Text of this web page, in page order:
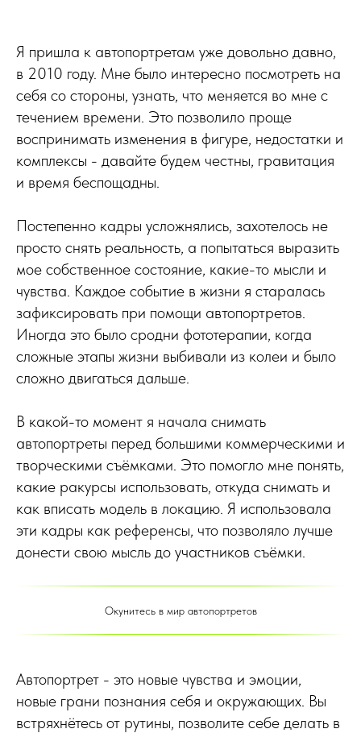
Я пришла к автопортретам уже довольно давно,
в 2010 году. Мне было интересно посмотреть на
себя со стороны, узнать, что меняется во мне с
течением времени. Это позволило проще
воспринимать изменения в фигуре, недостатки и
комплексы - давайте будем честны, гравитация
и время беспощадны.
Постепенно кадры усложнялись, захотелось не
просто снять реальность, а попытаться выразить
мое собственное состояние, какие-то мысли и
чувства. Каждое событие в жизни я старалась
зафиксировать при помощи автопортретов.
Иногда это было сродни фототерапии, когда
сложные этапы жизни выбивали из колеи и было
сложно двигаться дальше.
В какой-то момент я начала снимать
автопортреты перед большими коммерческими и
творческими съёмками. Это помогло мне понять,
какие ракурсы использовать, откуда снимать и
как вписать модель в локацию. Я использовала
эти кадры как референсы, что позволяло лучше
донести свою мысль до участников съёмки.
Окунитесь в мир автопортретов
Автопортрет - это новые чувства и эмоции,
новые грани познания себя и окружающих. Вы
встряхнётесь от рутины, позволите себе делать в